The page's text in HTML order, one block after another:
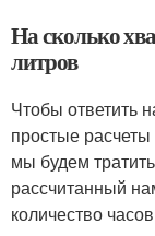
На сколько
литров
Чтобы ответить
простые расчеты
мы будем
рассчитанный
количество